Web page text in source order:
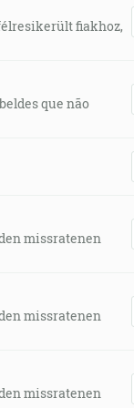
z ktorého
A
Hospodin
každé
niektorí z vás
aby tam
fiakhoz,
que não
missratenen
missratenen
missratenen